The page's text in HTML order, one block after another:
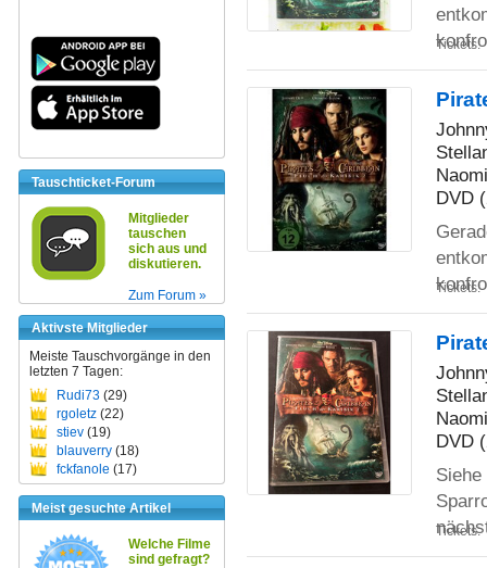
Tauschticket-Forum
Mitglieder
tauschen
sich aus und
diskutieren.
Zum Forum »
Aktivste Mitglieder
Meiste Tauschvorgänge in den
letzten 7 Tagen:
Rudi73 (29)
rgoletz (22)
stiev (19)
blauverry (18)
fckfanole (17)
Meist gesuchte Artikel
Welche Filme
sind gefragt?
Tickets:
DVD
Tickets:
DVD
Tickets: